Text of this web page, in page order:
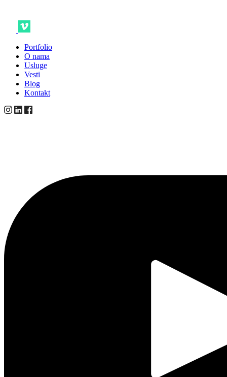
Portfolio
O nama
Usluge
Vesti
Blog
Kontakt